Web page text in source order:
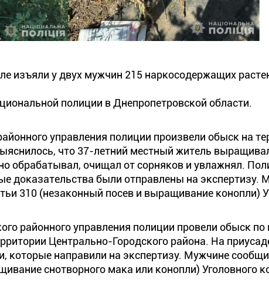
изъяли у двух мужчин 215 наркосодержащих
полиции в Днепропетровской области.
управления полиции произвели обыск на
что 37-летний местный житель
обрабатывал, очищал от сорняков и увлажнял.
доказательства были отправлены на экспертизу.
310 (незаконный посев и выращивание конопли)
районного управления полиции провели обыск по
Центрально-Городского района. На
которые направили на экспертизу. Мужчине
снотворного мака или конопли) Уголовного